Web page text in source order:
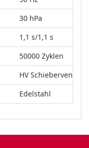
30 hPa
1,1 s/1,1 s
50000 Zyklen
HV Schieberventil
Edelstahl